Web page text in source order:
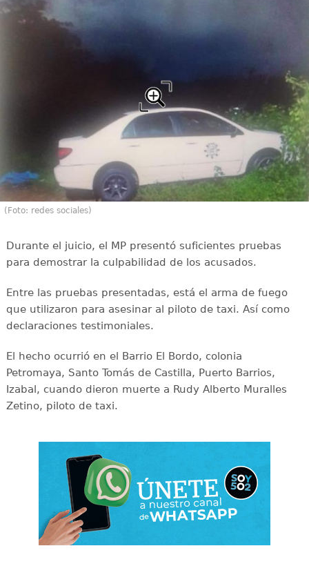
(Foto: redes sociales)
Durante el juicio, el MP presentó suficientes pruebas
para demostrar la culpabilidad de los acusados.
Entre las pruebas presentadas, está el arma de fuego
que utilizaron para asesinar al piloto de taxi. Así como
declaraciones testimoniales.
El hecho ocurrió en el Barrio El Bordo, colonia
Petromaya, Santo Tomás de Castilla, Puerto Barrios,
Izabal, cuando dieron muerte a Rudy Alberto Muralles
Zetino, piloto de taxi.